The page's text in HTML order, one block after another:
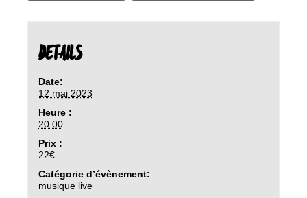
DETAILS
Date:
12 mai 2023
Heure :
20:00
Prix :
22€
Catégorie d’évènement:
musique live